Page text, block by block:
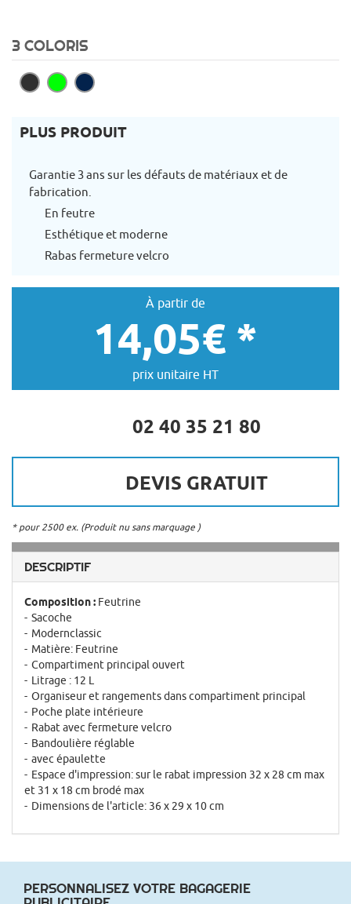
3 COLORIS
PLUS PRODUIT
Garantie 3 ans sur les défauts de matériaux et de
fabrication.
En feutre
Esthétique et moderne
Rabas fermeture velcro
À partir de
14,05€ *
prix unitaire HT
02 40 35 21 80
DEVIS GRATUIT
* pour 2500 ex. (Produit nu sans marquage )
DESCRIPTIF
Composition : Feutrine
Sacoche
Modernclassic
Matière: Feutrine
Compartiment principal ouvert
Litrage : 12 L
Organiseur et rangements dans compartiment principal
Poche plate intérieure
Rabat avec fermeture velcro
Bandoulière réglable
avec épaulette
Espace d'impression: sur le rabat impression 32 x 28 cm max
et 31 x 18 cm brodé max
Dimensions de l'article: 36 x 29 x 10 cm
PERSONNALISEZ VOTRE BAGAGERIE